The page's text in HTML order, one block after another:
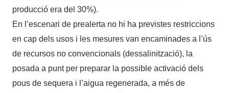
producció era del 30%).
En l’escenari de prealerta no hi ha previstes restriccions
en cap dels usos i les mesures van encaminades a l’ús
de recursos no convencionals (dessalinització), la
posada a punt per preparar la possible activació dels
pous de sequera i l’aigua regenerada, a més de